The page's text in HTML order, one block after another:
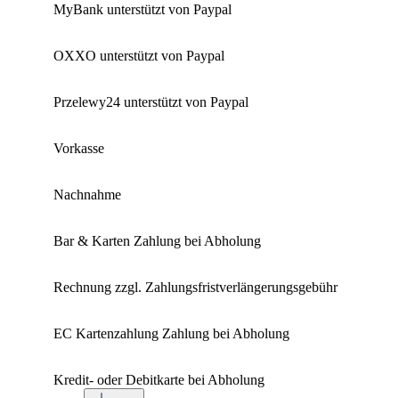
MyBank unterstützt von Paypal
OXXO unterstützt von Paypal
Przelewy24 unterstützt von Paypal
Vorkasse
Nachnahme
Bar & Karten Zahlung bei Abholung
Rechnung zzgl. Zahlungsfristverlängerungsgebühr
EC Kartenzahlung Zahlung bei Abholung
Kredit- oder Debitkarte bei Abholung